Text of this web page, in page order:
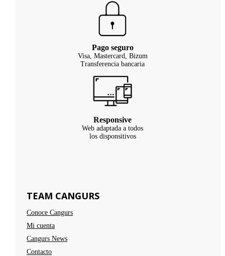
Pago seguro
Visa, Mastercard, Bizum
Transferencia bancaria
Responsive
Web adaptada a todos
los disponsitivos
TEAM CANGURS
Conoce Cangurs
Mi cuenta
Cangurs News
Contacto